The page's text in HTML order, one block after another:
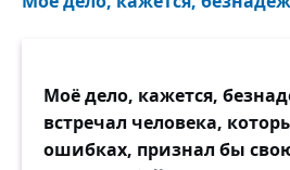
Моё дело, кажется,
встречал человека,
ошибках, признал бы